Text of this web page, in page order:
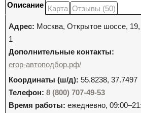
Описание Карта Отзывы (50)
Адрес: Москва, Открытое шоссе, 19,
1
Дополнительные контакты:
егор-автоподбор.рф/
Координаты (ш/д): 55.8238, 37.7497
Телефон: 8 (800) 707-49-53
Время работы: ежедневно,